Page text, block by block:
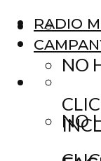
NO
RADIO
NO